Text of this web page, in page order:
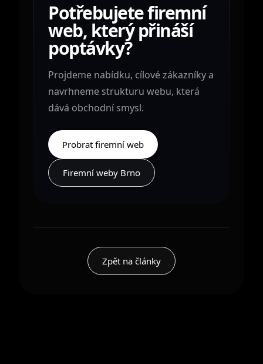
Potřebujete firemní
web, který přináší
poptávky?
Projdeme nabídku, cílové zákazníky a
navrhneme strukturu webu, která
dává obchodní smysl.
Probrat firemní web
Firemní weby Brno
Zpět na články